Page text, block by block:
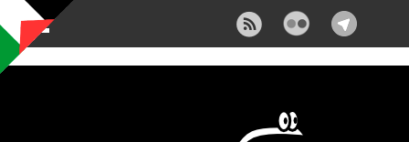
Pasar al contenido principal